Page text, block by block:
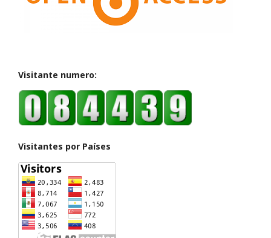
Visitante numero:
Visitantes por Países